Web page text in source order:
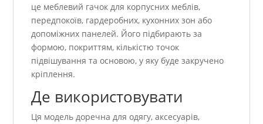
це меблевий гачок для корпусних меблів,
передпокоїв, гардеробних, кухонних зон або
допоміжних панелей. Його підбирають за
формою, покриттям, кількістю точок
підвішування та основою, у яку буде закручено
кріплення.
Де використовувати
Ця модель доречна для одягу, аксесуарів,